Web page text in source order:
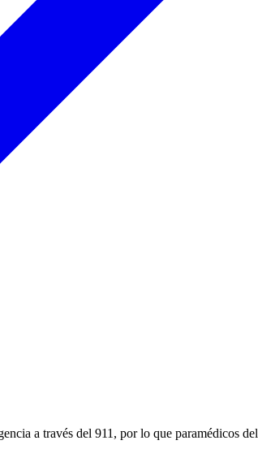
a través del 911, por lo que paramédicos del